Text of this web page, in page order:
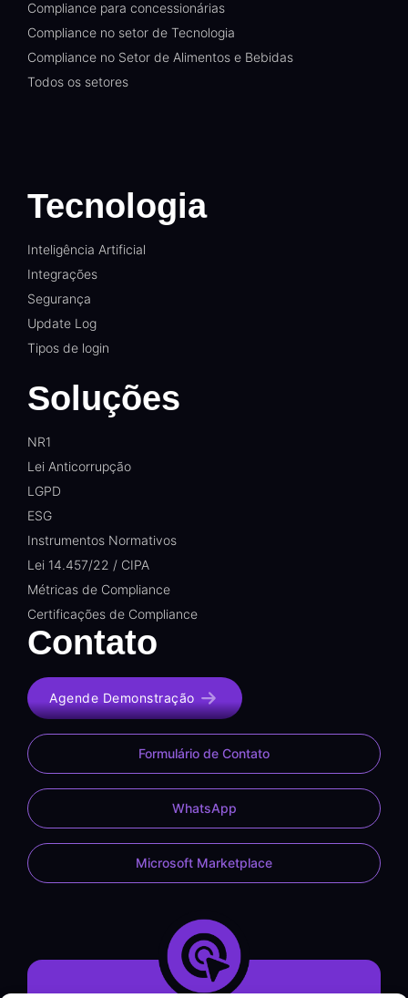
Compliance para concessionárias
Compliance no setor de Tecnologia
Compliance no Setor de Alimentos e Bebidas
Todos os setores
Tecnologia
Inteligência Artificial
Integrações
Segurança
Update Log
Tipos de login
Soluções
NR1
Lei Anticorrupção
LGPD
ESG
Instrumentos Normativos
Lei 14.457/22 / CIPA
Métricas de Compliance
Certificações de Compliance
Contato
Agende Demonstração
Formulário de Contato
WhatsApp
Microsoft Marketplace